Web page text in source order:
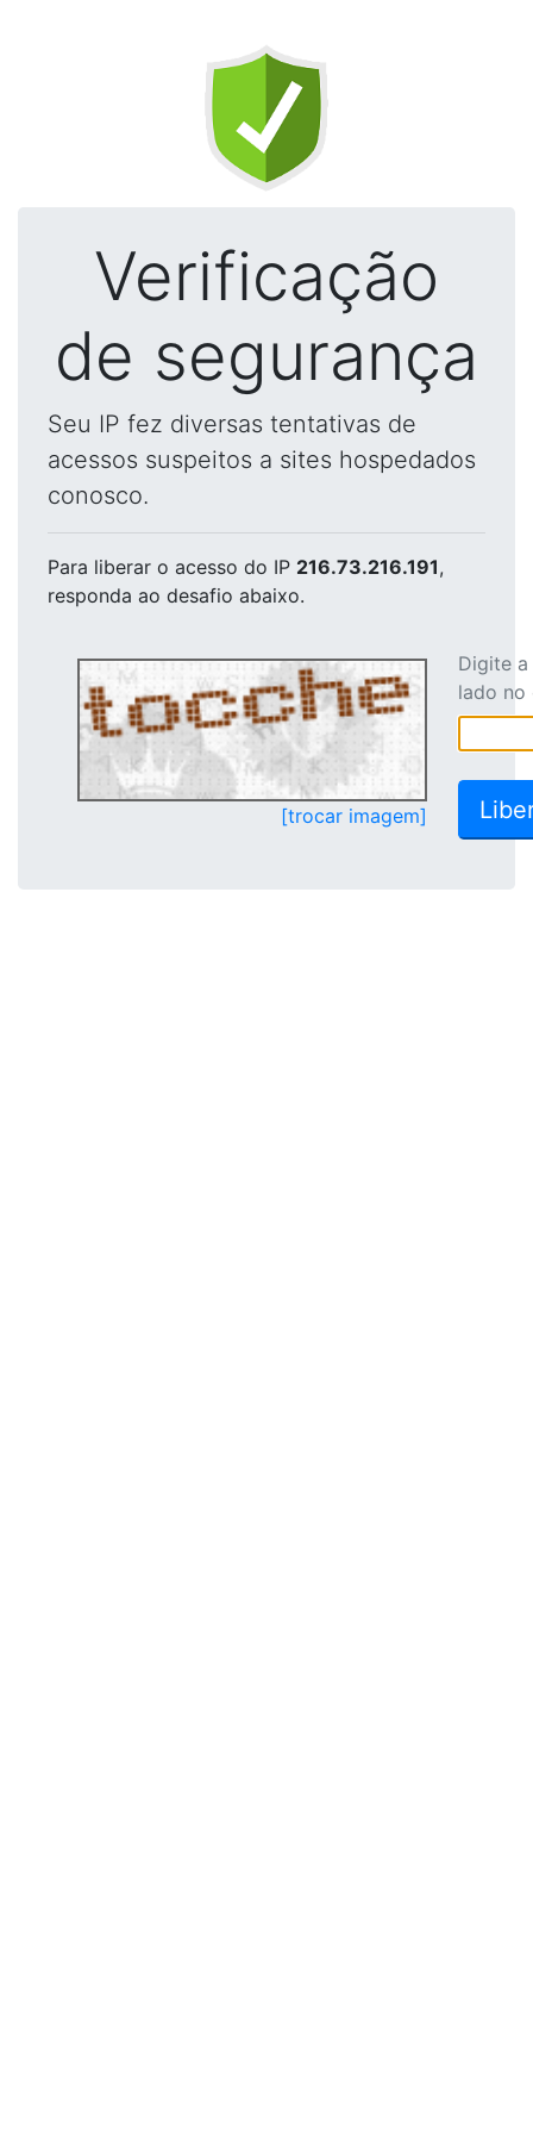
Verificação
de segurança
Seu IP fez diversas tentativas de
acessos suspeitos a sites hospedados
conosco.
Para liberar o acesso do IP 216.73.216.191,
responda ao desafio abaixo.
[trocar imagem]
Digite
lado no